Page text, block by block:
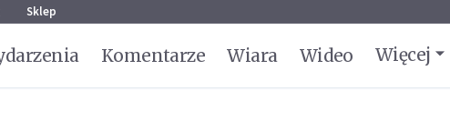
Sklep
Komentarze Wiara Wideo Więcej